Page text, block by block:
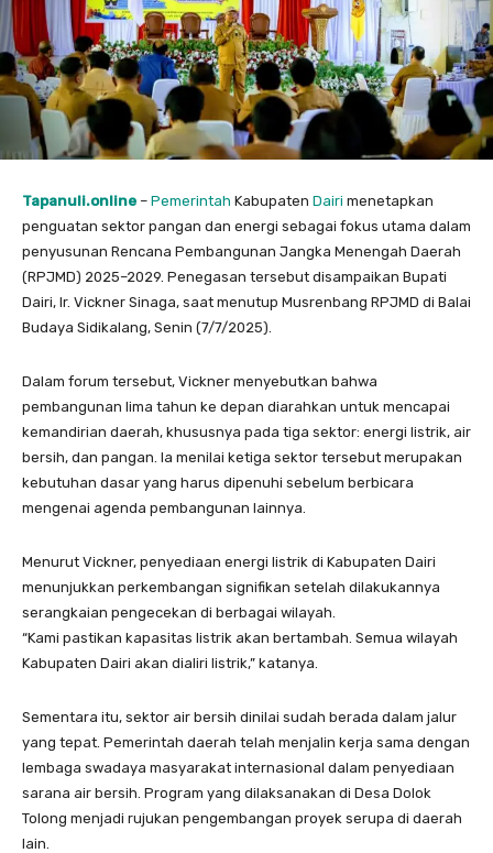
Tapanuli.online – Pemerintah Kabupaten Dairi menetapkan
penguatan sektor pangan dan energi sebagai fokus utama dalam
penyusunan Rencana Pembangunan Jangka Menengah Daerah
(RPJMD) 2025–2029. Penegasan tersebut disampaikan Bupati
Dairi, Ir. Vickner Sinaga, saat menutup Musrenbang RPJMD di Balai
Budaya Sidikalang, Senin (7/7/2025).
Dalam forum tersebut, Vickner menyebutkan bahwa
pembangunan lima tahun ke depan diarahkan untuk mencapai
kemandirian daerah, khususnya pada tiga sektor: energi listrik, air
bersih, dan pangan. Ia menilai ketiga sektor tersebut merupakan
kebutuhan dasar yang harus dipenuhi sebelum berbicara
mengenai agenda pembangunan lainnya.
Menurut Vickner, penyediaan energi listrik di Kabupaten Dairi
menunjukkan perkembangan signifikan setelah dilakukannya
serangkaian pengecekan di berbagai wilayah.
“Kami pastikan kapasitas listrik akan bertambah. Semua wilayah
Kabupaten Dairi akan dialiri listrik,” katanya.
Sementara itu, sektor air bersih dinilai sudah berada dalam jalur
yang tepat. Pemerintah daerah telah menjalin kerja sama dengan
lembaga swadaya masyarakat internasional dalam penyediaan
sarana air bersih. Program yang dilaksanakan di Desa Dolok
Tolong menjadi rujukan pengembangan proyek serupa di daerah
lain.